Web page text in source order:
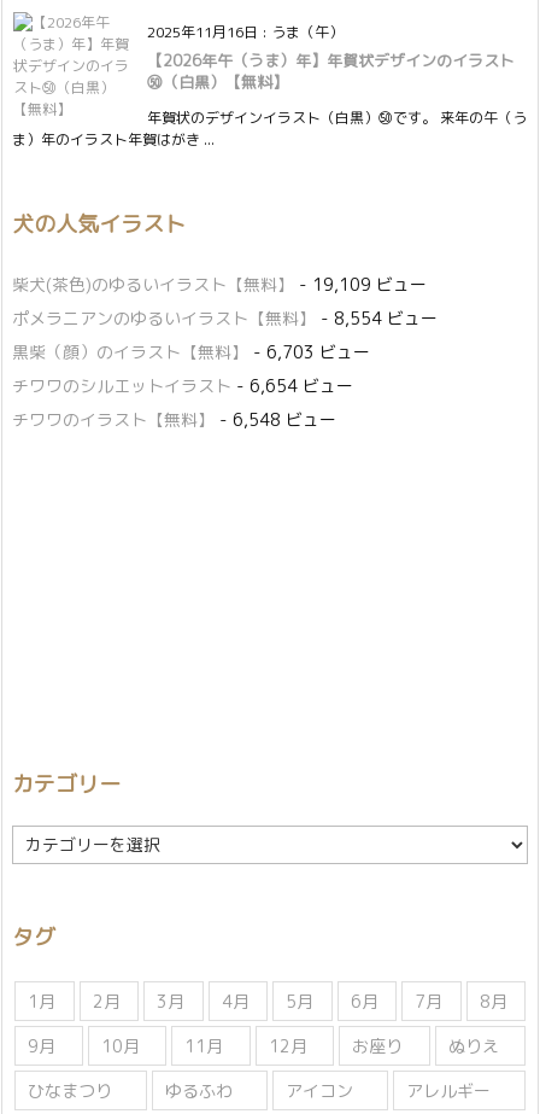
2025年11月16日 : うま（午）
【2026年午（うま）年】年賀状デザインのイラスト
㊿（白黒）【無料】
年賀状のデザインイラスト（白黒）㊿です。 来年の午（う
ま）年のイラスト年賀はがき ...
犬の人気イラスト
柴犬(茶色)のゆるいイラスト【無料】
- 19,109 ビュー
ポメラニアンのゆるいイラスト【無料】
- 8,554 ビュー
黒柴（顔）のイラスト【無料】
- 6,703 ビュー
チワワのシルエットイラスト - 6,654 ビュー
チワワのイラスト【無料】
- 6,548 ビュー
カテゴリー
カ
テ
ー
タグ
1月 2月 3月 4月 5月 6月 7月
8月
9月
10月 11月 12月 お座り
ぬりえ
ひなまつり
ゆるふわ アイコン
アレルギー